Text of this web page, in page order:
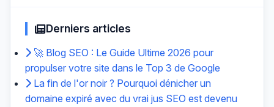
Derniers articles
🚀 Blog SEO : Le Guide Ultime 2026 pour
propulser votre site dans le Top 3 de Google
La fin de l'or noir ? Pourquoi dénicher un
domaine expiré avec du vrai jus SEO est devenu